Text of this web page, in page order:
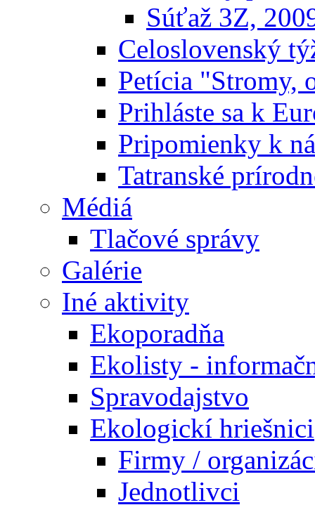
Súťaž 3Z,
Celoslovenský
Petícia "Stromy,
Prihláste sa k
Pripomienky k
Tatranské
Médiá
Tlačové správy
Galérie
Iné aktivity
Ekoporadňa
Ekolisty -
Spravodajstvo
Ekologickí hriešnici
Firmy /
Jednotlivci